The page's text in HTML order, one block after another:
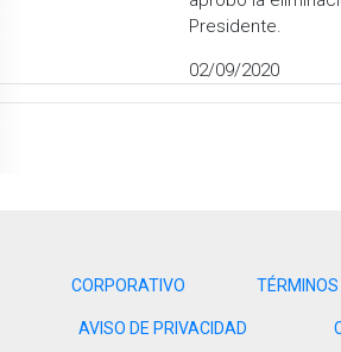
Presidente.
02/09/2020
CORPORATIVO TÉRMINOS
AVISO DE PRIVACIDAD